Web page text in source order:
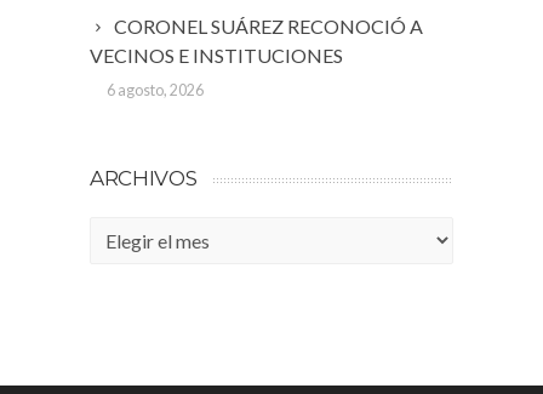
CORONEL SUÁREZ RECONOCIÓ A
VECINOS E INSTITUCIONES
6 agosto, 2026
ARCHIVOS
Archivos